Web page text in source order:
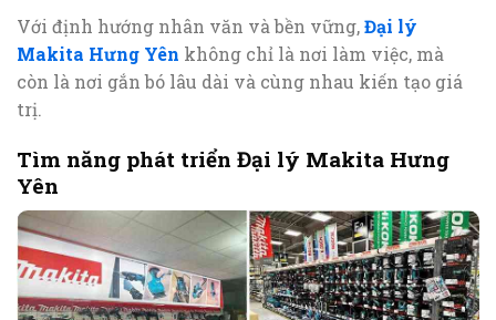
Với định hướng nhân văn và bền vững,Đại lý
Makita Hưng Yên không chỉ là nơi làm việc, mà
còn là nơi gắn bó lâu dài và cùng nhau kiến tạo giá
trị.
Tìm năng phát triển Đại lý Makita Hưng
Yên